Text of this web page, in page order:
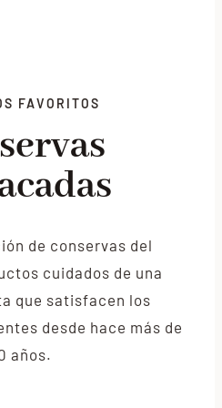
FAVORITOS
de conservas del
cuidados de una
que satisfacen los
desde hace más de
años.